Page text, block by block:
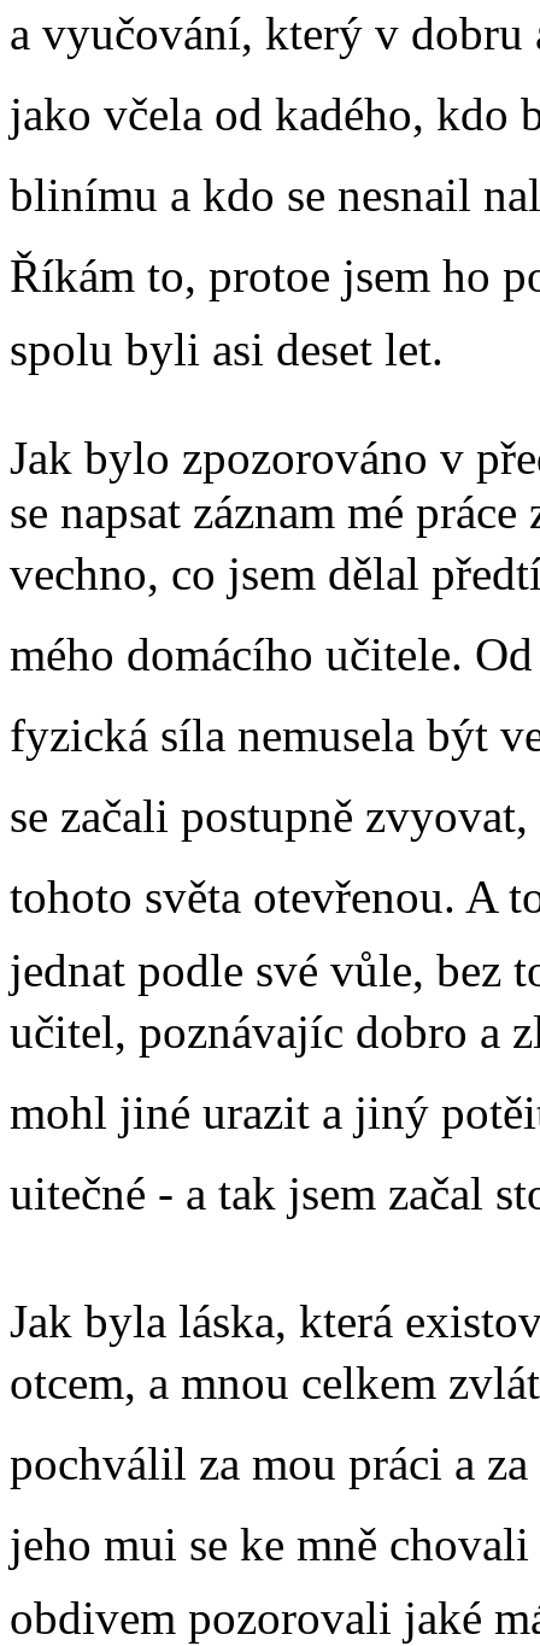
a vyučování, který v dobru
jako včela od kadého,
blinímu a kdo se nesnail
Říkám to, protoe jsem ho
spolu byli asi deset let.
Jak bylo zpozorováno v
se napsat záznam mé
vechno, co jsem dělal
mého domácího učitele.
fyzická síla nemusela být
se začali postupně
tohoto světa otevřenou. A
jednat podle své vůle, bez
učitel, poznávajíc dobro a
mohl jiné urazit a jiný
uitečné - a tak jsem začal
Jak byla láska, která
otcem, a mnou celkem
pochválil za mou práci a za
jeho mui se ke mně
obdivem pozorovali jaké